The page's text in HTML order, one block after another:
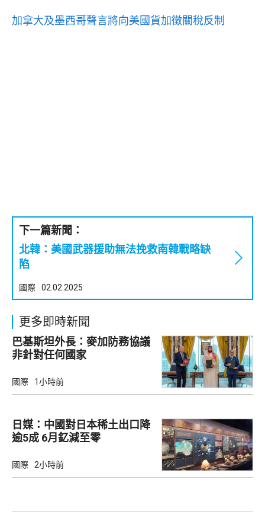
加拿大及墨西哥聲言將向美國貨加徵關稅反制
下一篇新聞：
北韓：美國武器援助無法挽救南韓戰略缺
陷
國際 02.02.2025
更多即時新聞
巴基斯坦外長：麥加防務協議
非針對任何國家
國際 1小時前
日媒：中國對日本稀土出口降
逾5成 6月釔減至零
國際 2小時前